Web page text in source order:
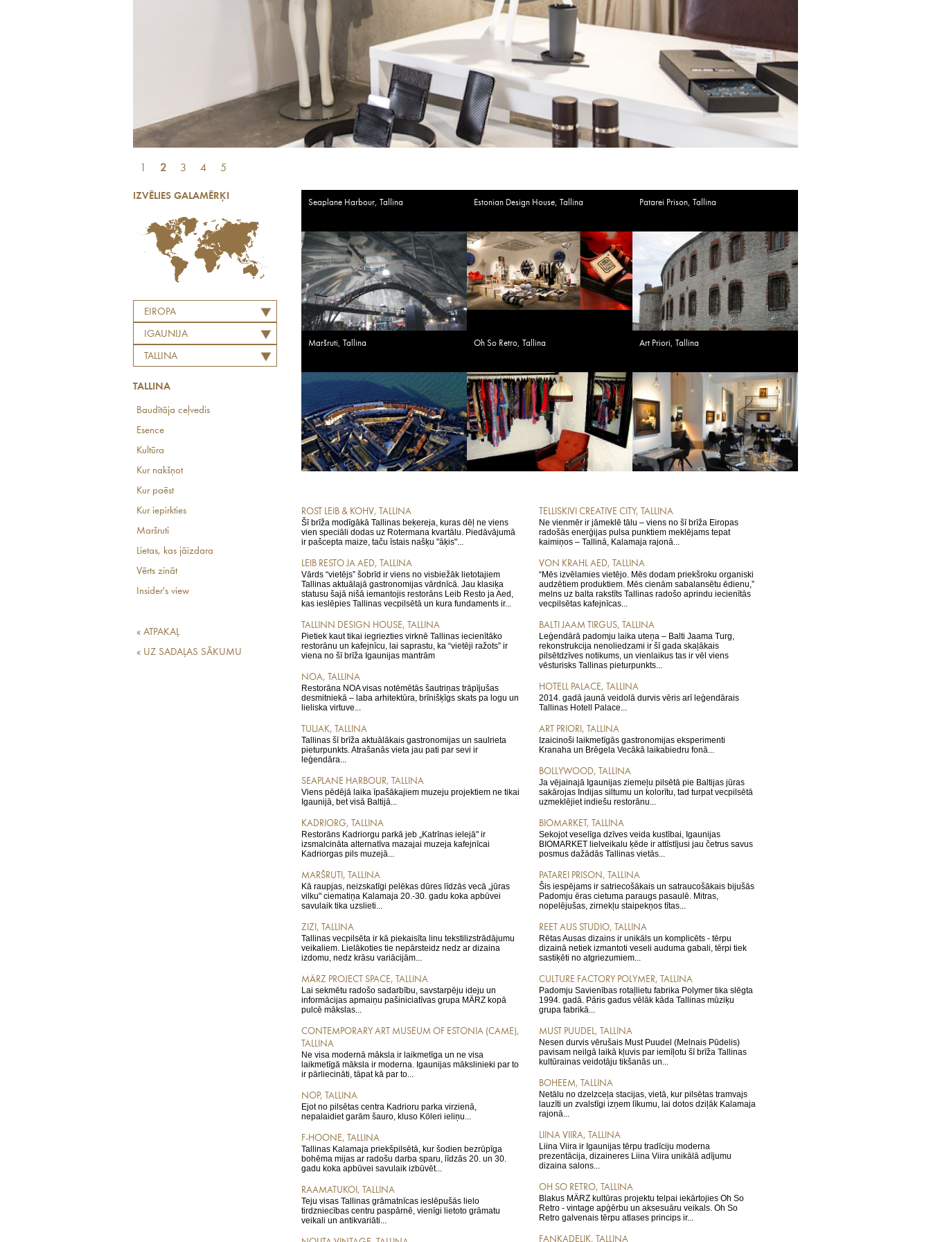
1 2 3 4 5
IZVĒLIES GALAMĒRĶI
EIROPA
IGAUNIJA
TALLINA
TALLINA
Baudītāja ceļvedis
Esence
Kultūra
Kur nakšņot
Kur paēst
Kur iepirkties
Maršruti
Lietas, kas jāizdara
Vērts zināt
Insider's view
« ATPAKAĻ
« UZ SADAĻAS SĀKUMU
Seaplane Harbour, Tallina Estonian Design House, Tallina Patarei Prison, Tallina
Maršruti, Tallina Oh So Retro, Tallina Art Priori, Tallina
ROST LEIB & KOHV, TALLINA
Šī brīža modīgākā Tallinas beķereja, kuras dēļ ne viens
vien speciāli dodas uz Rotermana kvartālu. Piedāvājumā
ir pašcepta maize, taču īstais našķu "āķis"...
LEIB RESTO JA AED, TALLINA
Vārds “vietējs” šobrīd ir viens no visbiežāk lietotajiem
Tallinas aktuālajā gastronomijas vārdnīcā. Jau klasiķa
statusu šajā nišā iemantojis restorāns Leib Resto ja Aed,
kas ieslēpies Tallinas vecpilsētā un kura fundaments ir...
TALLINN DESIGN HOUSE, TALLINA
Pietiek kaut tikai iegriezties virknē Tallinas iecienītāko
restorānu un kafejnīcu, lai saprastu, ka “vietēji ražots” ir
viena no šī brīža Igaunijas mantrām
NOA, TALLINA
Restorāna NOA visas notēmētās šautriņas trāpījušas
desmitniekā – laba arhitektūra, brīnišķīgs skats pa logu un
lieliska virtuve...
TULJAK, TALLINA
Tallinas šī brīža aktuālākais gastronomijas un saulrieta
pieturpunkts. Atrašanās vieta jau pati par sevi ir
leģendāra...
SEAPLANE HARBOUR, TALLINA
Viens pēdējā laika īpašākajiem muzeju projektiem ne tikai
Igaunijā, bet visā Baltijā...
KADRIORG, TALLINA
Restorāns Kadriorgu parkā jeb „Katrīnas ielejā" ir
izsmalcināta alternatīva mazajai muzeja kafejnīcai
Kadriorgas pils muzejā...
MARŠRUTI, TALLINA
Kā raupjas, neizskatīgi pelēkas dūres līdzās vecā „jūras
vilku" ciematiņa Kalamaja 20.-30. gadu koka apbūvei
savulaik tika uzslieti...
ZIZI, TALLINA
Tallinas vecpilsēta ir kā piekaisīta linu tekstilizstrādājumu
veikaliem. Lielākoties tie nepārsteidz nedz ar dizaina
izdomu, nedz krāsu variācijām...
MÄRZ PROJECT SPACE, TALLINA
Lai sekmētu radošo sadarbību, savstarpēju ideju un
informācijas apmaiņu pašiniciatīvas grupa MÄRZ kopā
pulcē mākslas...
CONTEMPORARY ART MUSEUM OF ESTONIA (CAME),
TALLINA
Ne visa modernā māksla ir laikmetīga un ne visa
laikmetīgā māksla ir moderna. Igaunijas mākslinieki par to
ir pārliecināti, tāpat kā par to...
NOP, TALLINA
Ejot no pilsētas centra Kadrioru parka virzienā,
nepalaidiet garām šauro, kluso Köleri ieliņu...
F-HOONE, TALLINA
Tallinas Kalamaja priekšpilsētā, kur šodien bezrūpīga
bohēma mijas ar radošu darba sparu, līdzās 20. un 30.
gadu koka apbūvei savulaik izbūvēt...
RAAMATUKOI, TALLINA
Teju visas Tallinas grāmatnīcas ieslēpušās lielo
tirdzniecības centru paspārnē, vienīgi lietoto grāmatu
veikali un antikvariāti...
TELLISKIVI CREATIVE CITY, TALLINA
Ne vienmēr ir jāmeklē tālu – viens no šī brīža Eiropas
radošās enerģijas pulsa punktiem meklējams tepat
kaimiņos – Tallinā, Kalamaja rajonā...
VON KRAHL AED, TALLINA
“Mēs izvēlamies vietējo. Mēs dodam priekšroku organiski
audzētiem produktiem. Mēs cienām sabalansētu ēdienu,”
melns uz balta rakstīts Tallinas radošo aprindu iecienītās
vecpilsētas kafejnīcas...
BALTI JAAM TIRGUS, TALLINA
Leģendārā padomju laika uteņa – Balti Jaama Turg,
rekonstrukcija nenoliedzami ir šī gada skaļākais
pilsētdzīves notikums, un vienlaikus tas ir vēl viens
vēsturisks Tallinas pieturpunkts...
HOTELL PALACE, TALLINA
2014. gadā jaunā veidolā durvis vēris arī leģendārais
Tallinas Hotell Palace...
ART PRIORI, TALLINA
Izaicinoši laikmetīgās gastronomijas eksperimenti
Kranaha un Brēgela Vecākā laikabiedru fonā...
BOLLYWOOD, TALLINA
Ja vējainajā Igaunijas ziemeļu pilsētā pie Baltijas jūras
sakārojas Indijas siltumu un kolorītu, tad turpat vecpilsētā
uzmeklējiet indiešu restorānu...
BIOMARKET, TALLINA
Sekojot veselīga dzīves veida kustībai, Igaunijas
BIOMARKET lielveikalu ķēde ir attīstījusi jau četrus savus
posmus dažādās Tallinas vietās...
PATAREI PRISON, TALLINA
Šis iespējams ir satriecošākais un satraucošākais bijušās
Padomju ēras cietuma paraugs pasaulē. Mitras,
nopelējušas, zirnekļu staipekņos tītas...
REET AUS STUDIO, TALLINA
Rētas Ausas dizains ir unikāls un komplicēts - tērpu
dizainā netiek izmantoti veseli auduma gabali, tērpi tiek
sastiķēti no atgriezumiem...
CULTURE FACTORY POLYMER, TALLINA
Padomju Savienības rotaļlietu fabrika Polymer tika slēgta
1994. gadā. Pāris gadus vēlāk kāda Tallinas mūziķu
grupa fabrikā...
MUST PUUDEL, TALLINA
Nesen durvis vērušais Must Puudel (Melnais Pūdelis)
pavisam neilgā laikā kļuvis par iemīļotu šī brīža Tallinas
kultūrainas veidotāju tikšanās un...
BOHEEM, TALLINA
Netālu no dzelzceļa stacijas, vietā, kur pilsētas tramvajs
lauzīti un zvalstīgi izņem līkumu, lai dotos dziļāk Kalamaja
rajonā...
LIINA VIIRA, TALLINA
Liina Viira ir Igaunijas tērpu tradīciju moderna
prezentācija, dizaineres Liina Viira unikālā adījumu
dizaina salons...
OH SO RETRO, TALLINA
Blakus MÄRZ kultūras projektu telpai iekārtojies Oh So
Retro - vintage apģērbu un aksesuāru veikals. Oh So
Retro galvenais tērpu atlases princips ir...
FANKADELIK, TALLINA